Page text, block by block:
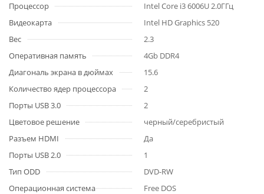
Процессор
Intel Core i3 6006U 2.0ГГц
Видеокарта
Intel HD Graphics 520
Вес
2.3
Оперативная память
4Gb DDR4
Диагональ экрана в дюймах
15.6
Количество ядер процессора
2
Порты USB 3.0
2
Цветовое решение
черный/серебристый
Разъем HDMI
Да
Порты USB 2.0
1
Тип ODD
DVD-RW
Операционная система
Free DOS